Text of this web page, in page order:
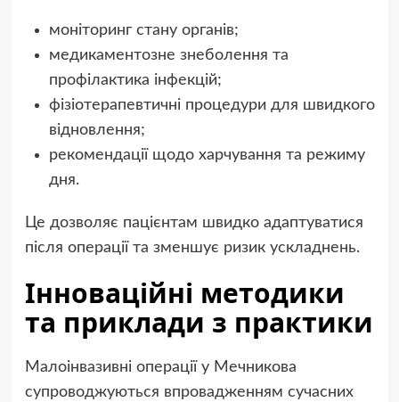
моніторинг стану органів;
медикаментозне знеболення та
профілактика інфекцій;
фізіотерапевтичні процедури для швидкого
відновлення;
рекомендації щодо харчування та режиму
дня.
Це дозволяє пацієнтам швидко адаптуватися
після операції та зменшує ризик ускладнень.
Інноваційні методики
та приклади з практики
Малоінвазивні операції у Мечникова
супроводжуються впровадженням сучасних